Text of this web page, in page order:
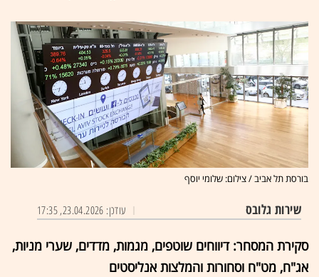
בורסת תל אביב / צילום: שלומי יוסף
שירות גלובס עודכן: 23.04.2026, 17:35
סקירת המסחר: דיווחים שוטפים, מגמות, מדדים, שערי מניות,
אג"ח, מט"ח וסחורות והמלצות אנליסטים